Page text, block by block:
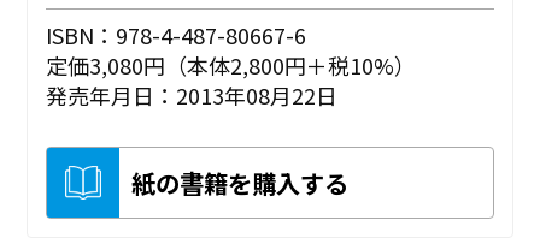
ISBN：978-4-487-80667-6
定価3,080円（本体2,800円＋税10%）
発売年月日：2013年08月22日
紙の書籍を購入する